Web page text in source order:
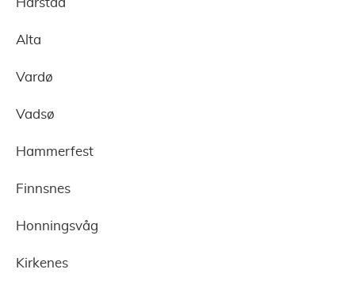
Harstad
Alta
Vardø
Vadsø
Hammerfest
Finnsnes
Honningsvåg
Kirkenes